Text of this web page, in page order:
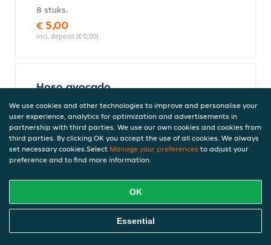
8 stuks.
€ 5,00
incl. deposit (€ 0,00)
Hoso avocado
8 stuks.
€ 5,00
incl. deposit (€ 0,00)
Sashimi tonijn 4 stuks
Order Food Online
We use cookies and other technologies to improve and personalise your
user experience, analytics for optimization and advertisements in
partnership with third parties. We use our own cookies and cookies from
third parties. By clicking OK you accept the use of all cookies. We always
set necessary cookies.Select Manage your preferences to adjust your
preference and to find more information.
OK
Essential